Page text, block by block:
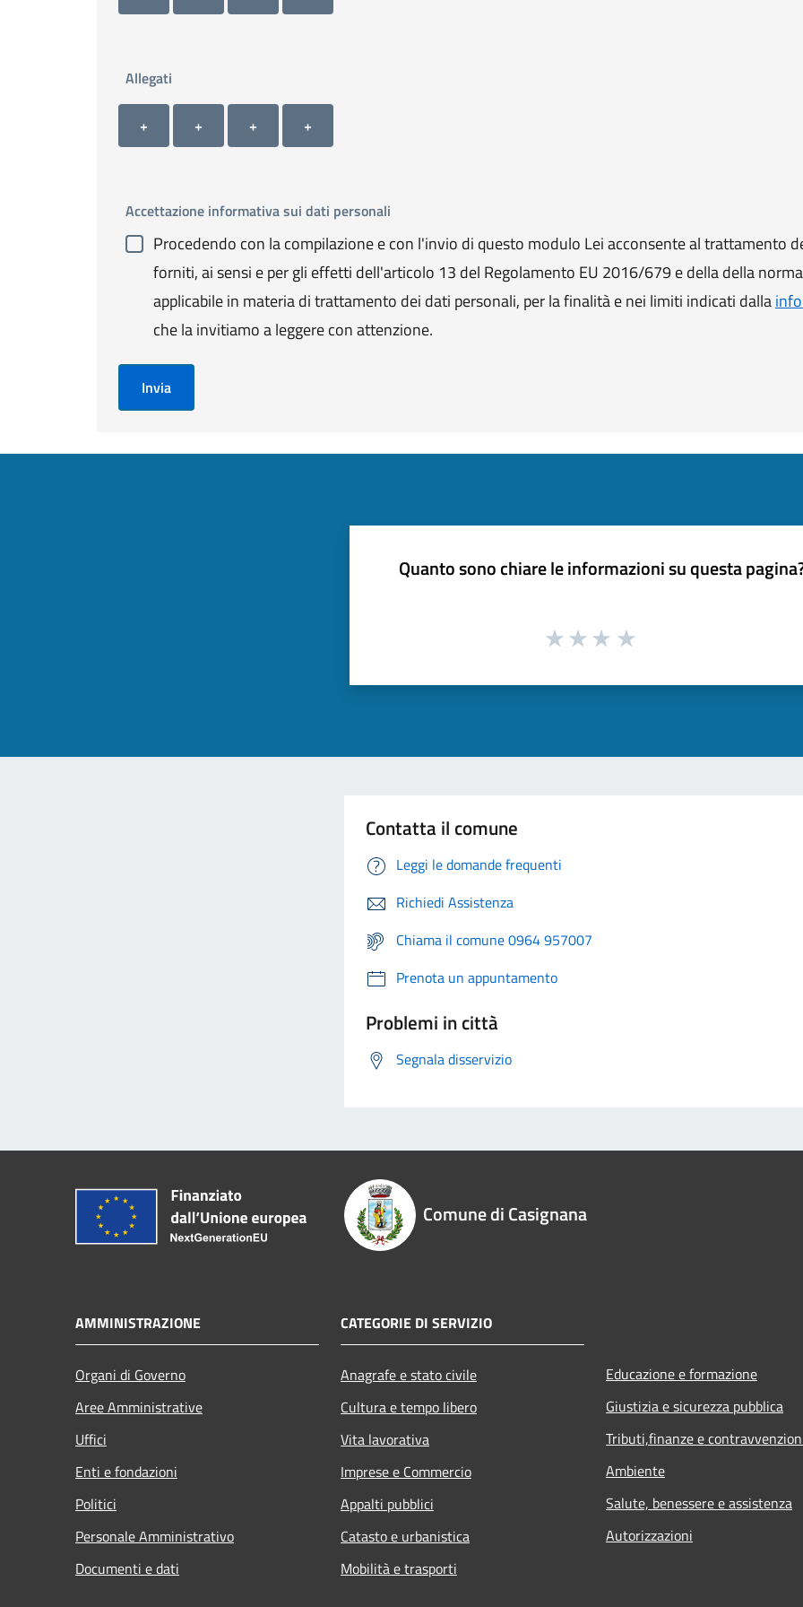
Allegati
Allegato 1
+
Allegato 2
+
Allegato 3
+
Allegato 4
+
Accettazione informativa sui dati personali
Procedendo con la compilazione e con l'invio di questo modulo Lei acconsente al trattamento
forniti, ai sensi e per gli effetti dell'articolo 13 del Regolamento EU 2016/679 e della della
applicabile in materia di trattamento dei dati personali, per la finalità e nei limiti indicati dalla
che la invitiamo a leggere con attenzione.
Invia
Quanto sono chiare le informazioni su questa
Contatta il comune
Leggi le domande frequenti
Richiedi Assistenza
Chiama il comune 0964 957007
Prenota un appuntamento
Problemi in città
Segnala disservizio
Comune di Casignana
AMMINISTRAZIONE
Organi di Governo
Aree Amministrative
Uffici
Enti e fondazioni
Politici
Personale Amministrativo
Documenti e dati
CATEGORIE DI SERVIZIO
Anagrafe e stato civile
Cultura e tempo libero
Vita lavorativa
Imprese e Commercio
Appalti pubblici
Catasto e urbanistica
Mobilità e trasporti
Educazione e formazione
Giustizia e sicurezza pubblica
Tributi,finanze e
Ambiente
Salute, benessere e assistenza
Autorizzazioni